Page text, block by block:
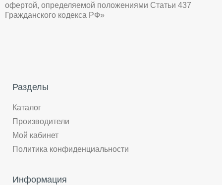
офертой, определяемой положениями Статьи 437
Гражданского кодекса РФ»
Разделы
Каталог
Производители
Мой кабинет
Политика конфиденциальности
Информация